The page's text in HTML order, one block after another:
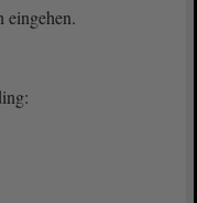
eingehen.